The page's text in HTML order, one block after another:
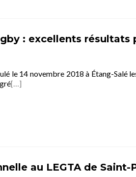
: excellents résultats
le 14 novembre 2018 à Étang-Salé
[…]
au LEGTA de Saint-